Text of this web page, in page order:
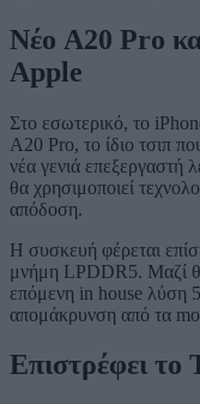
Νέο A20 Pro
Apple
Στο εσωτερικό, το
A20 Pro, το ίδιο τσιπ
νέα γενιά επεξεργαστή
θα χρησιμοποιεί
απόδοση.
Η συσκευή φέρεται
μνήμη LPDDR5. Μαζί
επόμενη in house λύση
απομάκρυνση από τα
Επιστρέφει το